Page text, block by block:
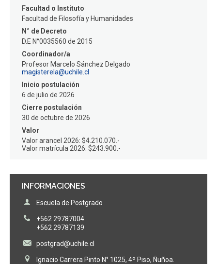
INFORMACIONES
Escuela de Postgrado
+562 29787004
+562 29787139
postgrad@uchile.cl
Ignacio Carrera Pinto N° 1025, 4º Piso, Ñuñoa.
Facultad o Instituto
Facultad de Filosofía y Humanidades
N° de Decreto
D.E N°0035560 de 2015
Coordinador/a
Profesor Marcelo Sánchez Delgado
magisterela@uchile.cl
Inicio postulación
6 de julio de 2026
Cierre postulación
30 de octubre de 2026
Valor
Valor arancel 2026: $4.210.070.-
Valor matrícula 2026: $243.900.-